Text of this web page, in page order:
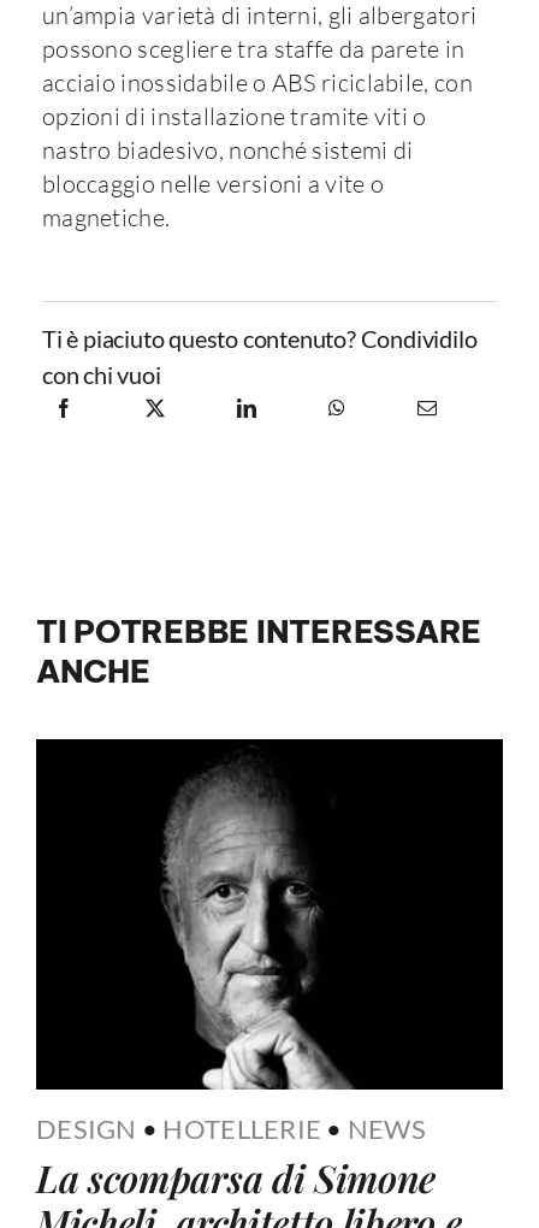
un’ampia varietà di interni, gli albergatori
possono scegliere tra staffe da parete in
acciaio inossidabile o ABS riciclabile, con
opzioni di installazione tramite viti o
nastro biadesivo, nonché sistemi di
bloccaggio nelle versioni a vite o
magnetiche.
Ti è piaciuto questo contenuto? Condividilo
con chi vuoi
TI POTREBBE INTERESSARE
ANCHE
DESIGN • HOTELLERIE • NEWS
La scomparsa di Simone